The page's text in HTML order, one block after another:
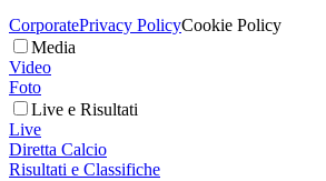
CorporatePrivacy PolicyCookie Policy
Media
Video
Foto
Live e Risultati
Live
Diretta Calcio
Risultati e Classifiche